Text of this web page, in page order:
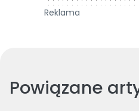
Reklama
Powiązane